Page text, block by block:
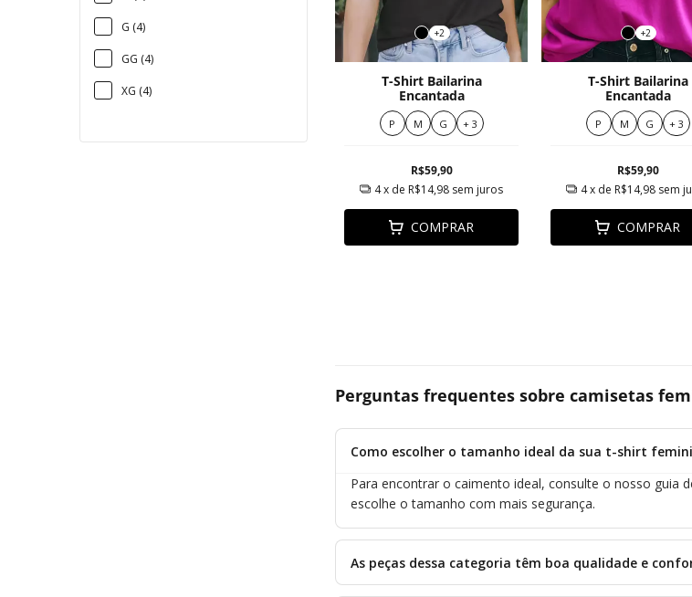
G (4)
GG (4)
XG (4)
+2
T-Shirt Bailarina
Encantada
P M G + 3
R$59,90
4x de R$14,98 sem juros
COMPRAR
+2
T-Shirt Bailarina
Encantada
P M G + 3
R$59,90
4x de R$14,98 sem
COMPRAR
Perguntas frequentes sobre camisetas
Como escolher o tamanho ideal da sua t-shirt
Para encontrar o caimento ideal, consulte o nosso guia
escolhe o tamanho com mais segurança.
As peças dessa categoria têm boa qualidade e